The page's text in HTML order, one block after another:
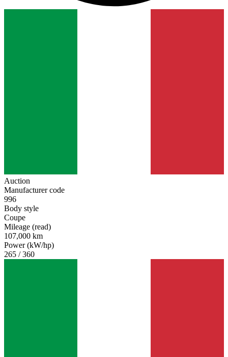
Auction
Manufacturer code
996
Body style
Coupe
Mileage (read)
107,000 km
Power (kW/hp)
265 / 360